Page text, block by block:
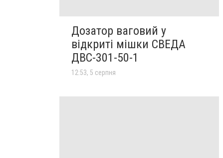
Дозатор ваговий у
відкриті мішки СВЕДА
ДВС-301-50-1
12:53, 5 серпня